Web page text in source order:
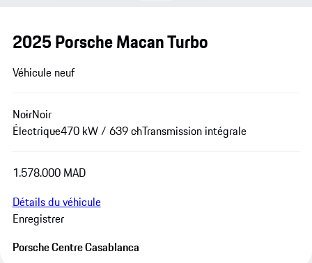
2025 Porsche Macan Turbo
Véhicule neuf
NoirNoir
Électrique470 kW / 639 chTransmission intégrale
1.578.000 MAD
Détails du véhicule
Enregistrer
Porsche Centre Casablanca